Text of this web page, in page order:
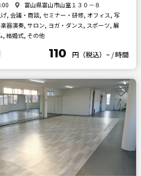
富山県富山市山室１３０－８
, 会議・商談, セミナー・研修, オフィス, 写
器演奏, サロン, ヨガ・ダンス, スポーツ, 展
, 結婚式, その他
110 円（税込）~ /時間